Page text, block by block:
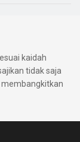
kaidah
tidak saja